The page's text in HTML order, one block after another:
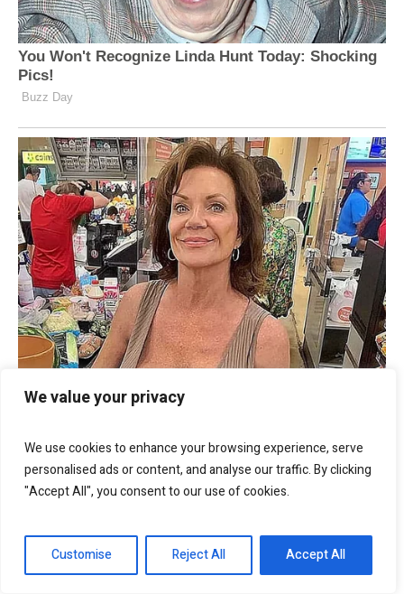
We value your privacy
We use cookies to enhance your browsing experience, serve
personalised ads or content, and analyse our traffic. By clicking
"Accept All", you consent to our use of cookies.
Customise Reject All Accept All